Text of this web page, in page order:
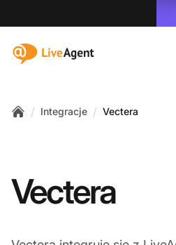
:site.title
/ Integracje / Vectera
Vectera